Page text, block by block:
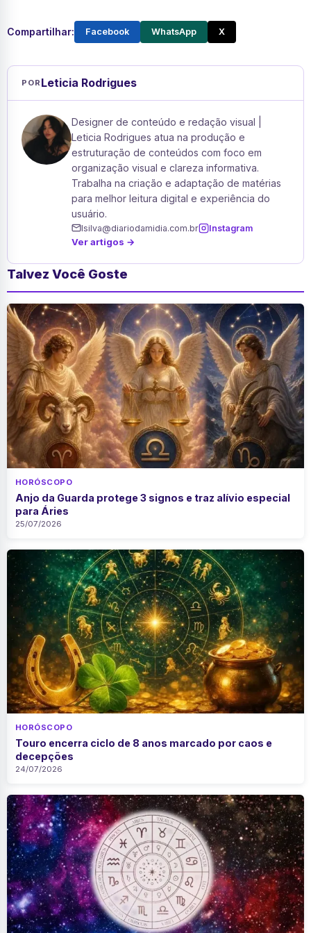
Compartilhar: Facebook WhatsApp X
POR Leticia Rodrigues
Designer de conteúdo e redação visual |
Leticia Rodrigues atua na produção e
estruturação de conteúdos com foco em
organização visual e clareza informativa.
Trabalha na criação e adaptação de matérias
para melhor leitura digital e experiência do
usuário.
lsilva@diariodamidia.com.br Instagram
Ver artigos →
Talvez Você Goste
HORÓSCOPO
Anjo da Guarda protege 3 signos e traz alívio especial
para Áries
25/07/2026
HORÓSCOPO
Touro encerra ciclo de 8 anos marcado por caos e
decepções
24/07/2026